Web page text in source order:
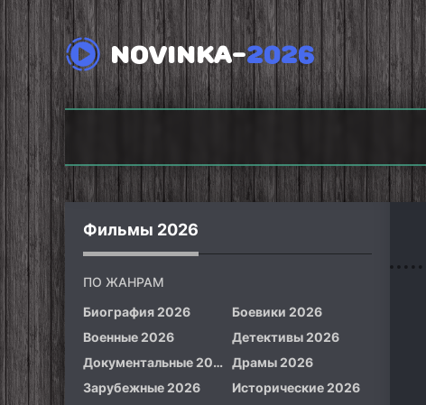
NOVINKA-2026
Викинги: Вальхалла
Фильмы 2026
ПО ЖАНРАМ
Биография 2026
Боевики 2026
Военные 2026
Детективы 2026
Документальные 2026 Драмы 2026
Зарубежные 2026
Исторические 2026